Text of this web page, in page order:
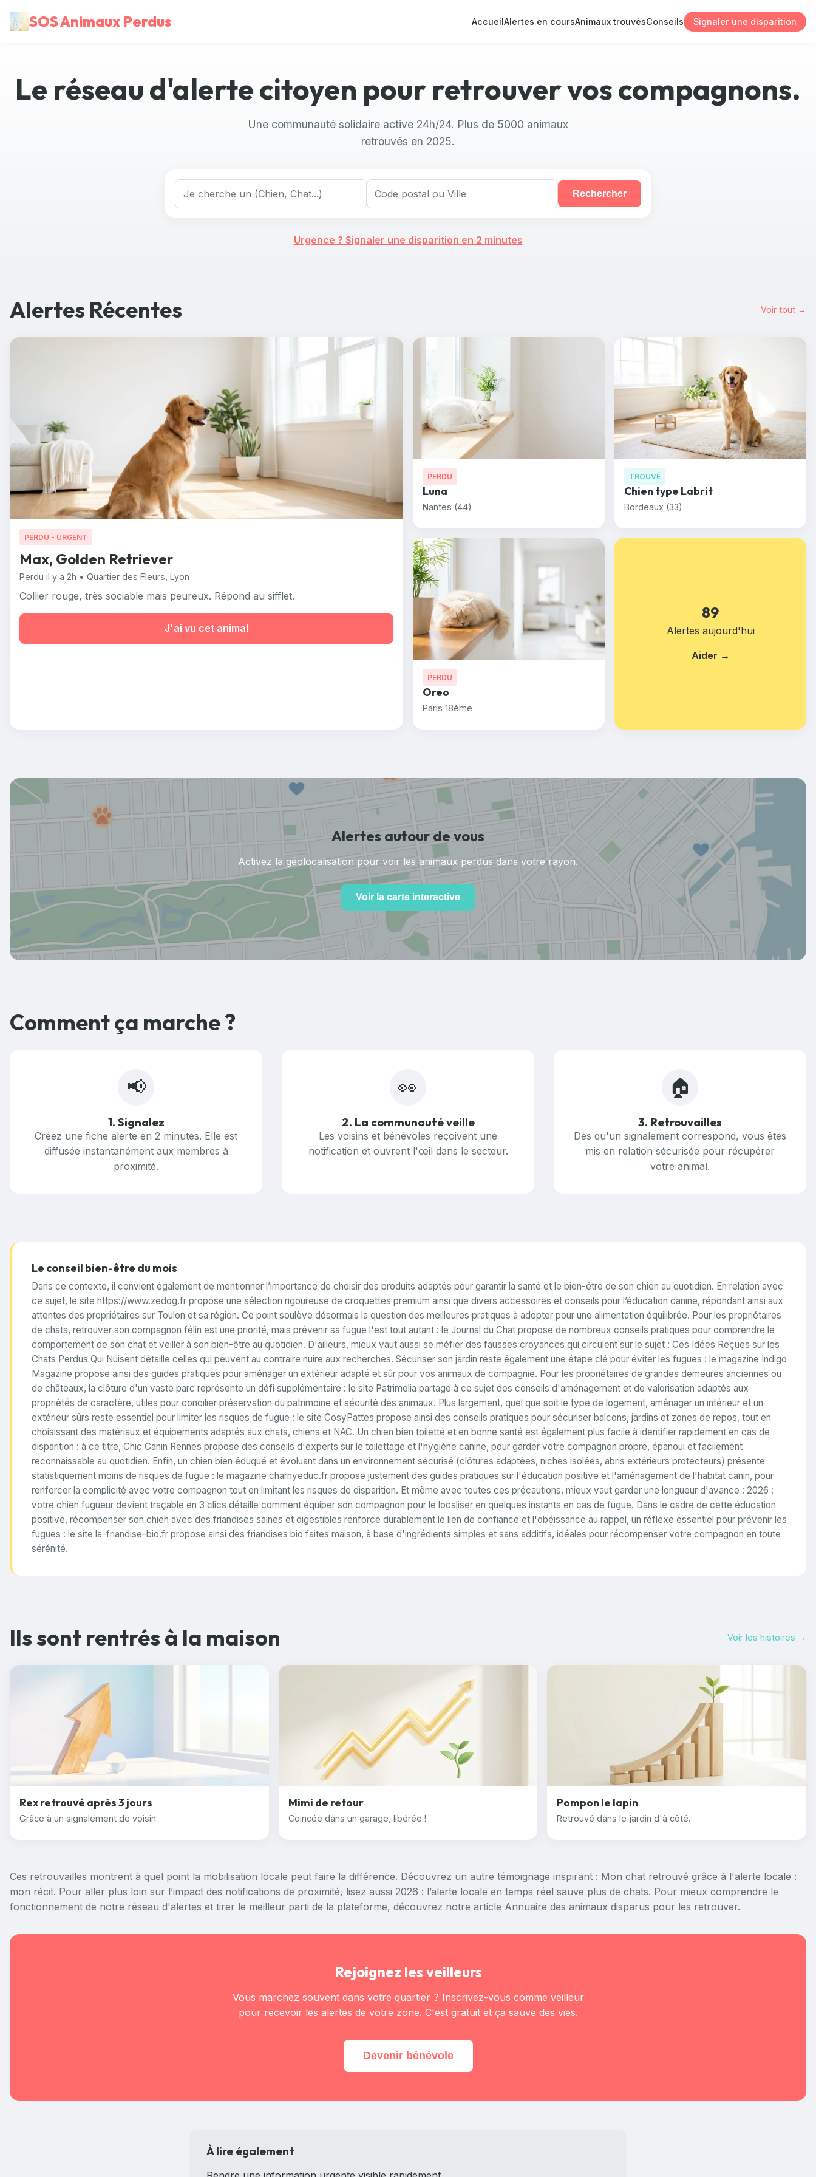
SOS Animaux Perdus AccueilAlertes en coursAnimaux trouvésConseils Signaler une disparition
Le réseau d'alerte citoyen pour retrouver vos compagnons.
Une communauté solidaire active 24h/24. Plus de 5000 animaux
retrouvés en 2025.
Rechercher
Urgence ? Signaler une disparition en 2 minutes
Alertes Récentes Voir tout →
PERDU - URGENT
Max, Golden Retriever
Perdu il y a 2h • Quartier des Fleurs, Lyon
Collier rouge, très sociable mais peureux. Répond au sifflet.
J'ai vu cet animal
PERDU
Luna
Nantes (44)
TROUVÉ
Chien type Labrit
Bordeaux (33)
PERDU
Oreo
Paris 18ème
89
Alertes aujourd'hui
Aider →
Alertes autour de vous
Activez la géolocalisation pour voir les animaux perdus dans votre rayon.
Voir la carte interactive
Comment ça marche ?
📢
1. Signalez
Créez une fiche alerte en 2 minutes. Elle est
diffusée instantanément aux membres à
proximité.
👀
2. La communauté veille
Les voisins et bénévoles reçoivent une
notification et ouvrent l'œil dans le secteur.
🏠
3. Retrouvailles
Dès qu'un signalement correspond, vous êtes
mis en relation sécurisée pour récupérer
votre animal.
Le conseil bien-être du mois
Dans ce contexte, il convient également de mentionner l’importance de choisir des produits adaptés pour garantir la santé et le bien-être de son chien au quotidien. En relation avec
ce sujet, le site https://www.zedog.fr propose une sélection rigoureuse de croquettes premium ainsi que divers accessoires et conseils pour l’éducation canine, répondant ainsi aux
attentes des propriétaires sur Toulon et sa région. Ce point soulève désormais la question des meilleures pratiques à adopter pour une alimentation équilibrée. Pour les propriétaires
de chats, retrouver son compagnon félin est une priorité, mais prévenir sa fugue l'est tout autant : le Journal du Chat propose de nombreux conseils pratiques pour comprendre le
comportement de son chat et veiller à son bien-être au quotidien. D'ailleurs, mieux vaut aussi se méfier des fausses croyances qui circulent sur le sujet : Ces Idées Reçues sur les
Chats Perdus Qui Nuisent détaille celles qui peuvent au contraire nuire aux recherches. Sécuriser son jardin reste également une étape clé pour éviter les fugues : le magazine Indigo
Magazine propose ainsi des guides pratiques pour aménager un extérieur adapté et sûr pour vos animaux de compagnie. Pour les propriétaires de grandes demeures anciennes ou
de châteaux, la clôture d'un vaste parc représente un défi supplémentaire : le site Patrimelia partage à ce sujet des conseils d'aménagement et de valorisation adaptés aux
propriétés de caractère, utiles pour concilier préservation du patrimoine et sécurité des animaux. Plus largement, quel que soit le type de logement, aménager un intérieur et un
extérieur sûrs reste essentiel pour limiter les risques de fugue : le site CosyPattes propose ainsi des conseils pratiques pour sécuriser balcons, jardins et zones de repos, tout en
choisissant des matériaux et équipements adaptés aux chats, chiens et NAC. Un chien bien toiletté et en bonne santé est également plus facile à identifier rapidement en cas de
disparition : à ce titre, Chic Canin Rennes propose des conseils d'experts sur le toilettage et l'hygiène canine, pour garder votre compagnon propre, épanoui et facilement
reconnaissable au quotidien. Enfin, un chien bien éduqué et évoluant dans un environnement sécurisé (clôtures adaptées, niches isolées, abris extérieurs protecteurs) présente
statistiquement moins de risques de fugue : le magazine charnyeduc.fr propose justement des guides pratiques sur l'éducation positive et l'aménagement de l'habitat canin, pour
renforcer la complicité avec votre compagnon tout en limitant les risques de disparition. Et même avec toutes ces précautions, mieux vaut garder une longueur d'avance : 2026 :
votre chien fugueur devient traçable en 3 clics détaille comment équiper son compagnon pour le localiser en quelques instants en cas de fugue. Dans le cadre de cette éducation
positive, récompenser son chien avec des friandises saines et digestibles renforce durablement le lien de confiance et l'obéissance au rappel, un réflexe essentiel pour prévenir les
fugues : le site la-friandise-bio.fr propose ainsi des friandises bio faites maison, à base d'ingrédients simples et sans additifs, idéales pour récompenser votre compagnon en toute
sérénité.
Ils sont rentrés à la maison Voir les histoires →
Rex retrouvé après 3 jours
Grâce à un signalement de voisin.
Mimi de retour
Coincée dans un garage, libérée !
Pompon le lapin
Retrouvé dans le jardin d'à côté.
Ces retrouvailles montrent à quel point la mobilisation locale peut faire la différence. Découvrez un autre témoignage inspirant : Mon chat retrouvé grâce à l'alerte locale :
mon récit. Pour aller plus loin sur l’impact des notifications de proximité, lisez aussi 2026 : l’alerte locale en temps réel sauve plus de chats. Pour mieux comprendre le
fonctionnement de notre réseau d'alertes et tirer le meilleur parti de la plateforme, découvrez notre article Annuaire des animaux disparus pour les retrouver.
Rejoignez les veilleurs
Vous marchez souvent dans votre quartier ? Inscrivez-vous comme veilleur
pour recevoir les alertes de votre zone. C'est gratuit et ça sauve des vies.
Devenir bénévole
À lire également